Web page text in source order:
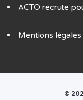
ACTO recrute
Mentions légales
©